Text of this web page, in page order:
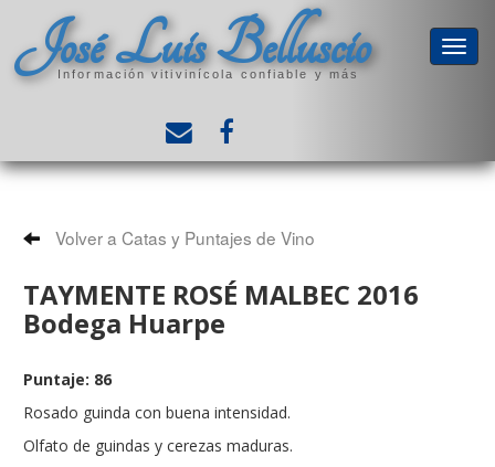
José Luis Belluscio
Información vitivinícola confiable y más
Volver a Catas y Puntajes de Vino
TAYMENTE ROSÉ MALBEC 2016
Bodega Huarpe
Puntaje: 86
Rosado guinda con buena intensidad.
Olfato de guindas y cerezas maduras.